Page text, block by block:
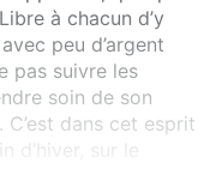
à chacun d’y
peu d’argent
pas suivre les
soin de son
dans cet esprit
d’hiver, sur le